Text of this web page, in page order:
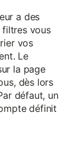
a des
vous
vos
Le
la page
dès lors
défaut, un
définit